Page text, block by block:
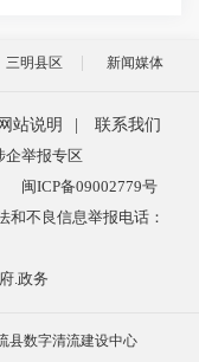
三明县区 新闻媒体
网站说明
联系我们
企举报专区
闽ICP备09002779号
和不良信息举报电话：
.政务
县数字清流建设中心